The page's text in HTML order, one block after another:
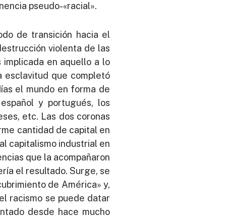
pseudo-«racial».
de transición hacia el
violenta de las
en aquello a lo
esclavitud que completó
el mundo en forma de
y portugués, los
etc. Las dos coronas
cantidad de capital en
capitalismo industrial en
que la acompañaron
el resultado. Surge, se
de América» y,
racismo se puede datar
desde hace mucho